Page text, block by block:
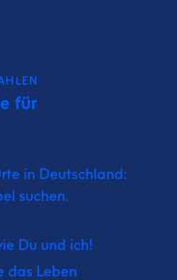
für
in Deutschland:
suchen.
Du und ich!
das Leben